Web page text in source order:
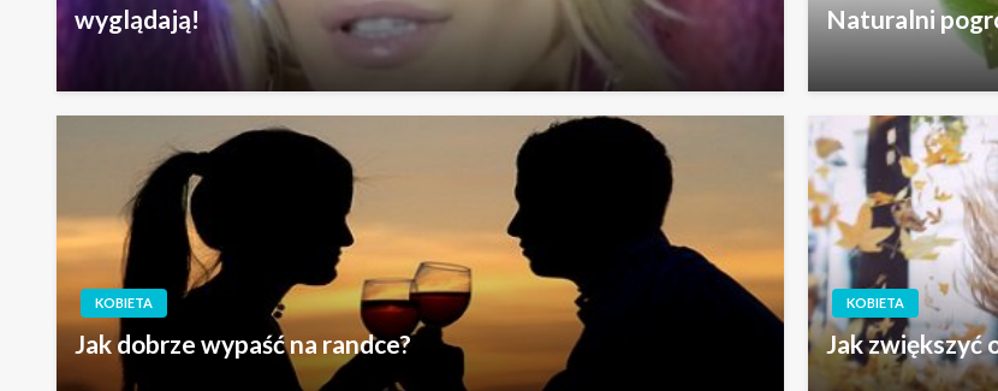
wyglądają!
Naturalni
KOBIETA
Jak dobrze wypaść na randce?
KOBIETA
Jak zwiększyć